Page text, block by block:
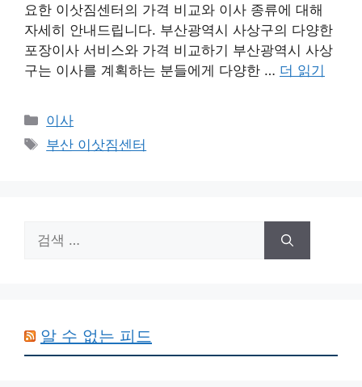
요한 이삿짐센터의 가격 비교와 이사 종류에 대해
자세히 안내드립니다. 부산광역시 사상구의 다양한
포장이사 서비스와 가격 비교하기 부산광역시 사상
구는 이사를 계획하는 분들에게 다양한 … 더 읽기
카
테
이사
태
부산 이삿짐센터
색:
알 수 없는 피드